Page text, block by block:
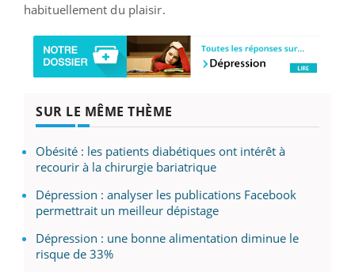
habituellement du plaisir.
SUR LE MÊME THÈME
Obésité : les patients diabétiques ont intérêt à
recourir à la chirurgie bariatrique
Dépression : analyser les publications Facebook
permettrait un meilleur dépistage
Dépression : une bonne alimentation diminue le
risque de 33%